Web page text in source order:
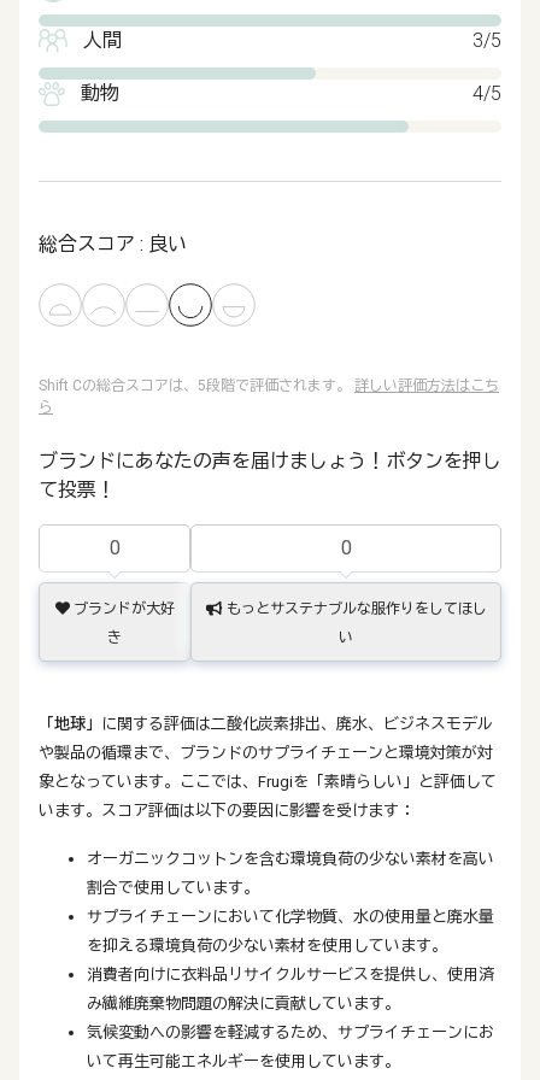
人間 3/5
動物 4/5
総合スコア : 良い
Shift Cの総合スコアは、5段階で評価されます。 詳しい評価方法はこち
ら
ブランドにあなたの声を届けましょう！ボタンを押し
て投票！
0
ブランドが大好
き
0
もっとサステナブルな服作りをしてほし
い
「地球」
に関する評価は二酸化炭素排出、廃水、ビジネスモデル
や製品の循環まで、ブランドのサプライチェーンと環境対策が対
象となっています。ここでは、Frugiを「素晴らしい」と評価して
います。スコア評価は以下の要因に影響を受けます：
オーガニックコットンを含む環境負荷の少ない素材を高い
割合で使用しています。
サプライチェーンにおいて化学物質、水の使用量と廃水量
を抑える環境負荷の少ない素材を使用しています。
消費者向けに衣料品リサイクルサービスを提供し、使用済
み繊維廃棄物問題の解決に貢献しています。
気候変動への影響を軽減するため、サプライチェーンにお
いて再生可能エネルギーを使用しています。